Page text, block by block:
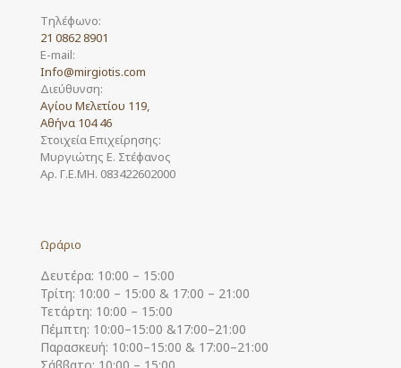
Τηλέφωνο:
21 0862 8901
E-mail:
Info@mirgiotis.com
Διεύθυνση:
Αγίου Μελετίου 119,
Αθήνα 104 46
Στοιχεία Επιχείρησης:
Μυργιώτης Ε. Στέφανος
Αρ. Γ.Ε.ΜΗ. 083422602000
Ωράριο
Δευτέρα: 10:00 – 15:00
Τρίτη: 10:00 – 15:00 & 17:00 – 21:00
Τετάρτη: 10:00 – 15:00
Πέμπτη: 10:00–15:00 &17:00–21:00
Παρασκευή: 10:00–15:00 & 17:00–21:00